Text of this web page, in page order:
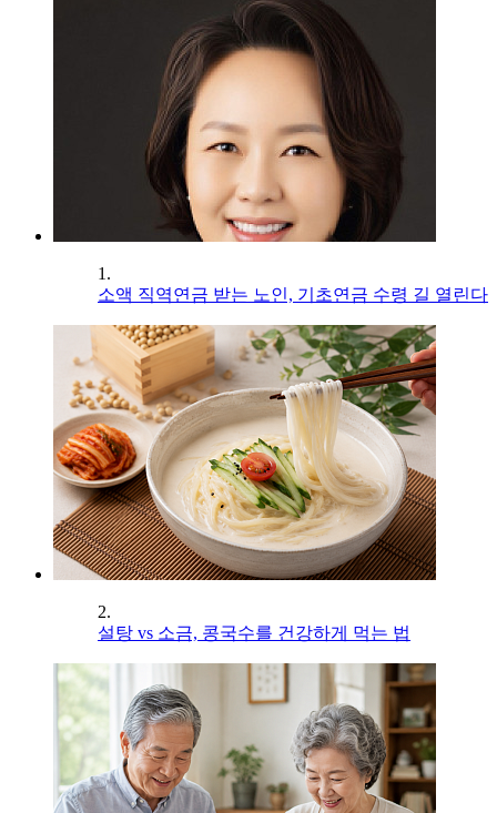
1.
소액 직역연금 받는 노인, 기초연금 수령 길 열린다
2.
설탕 vs 소금, 콩국수를 건강하게 먹는 법